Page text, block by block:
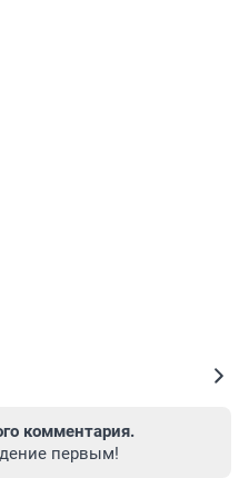
комментария.
первым!